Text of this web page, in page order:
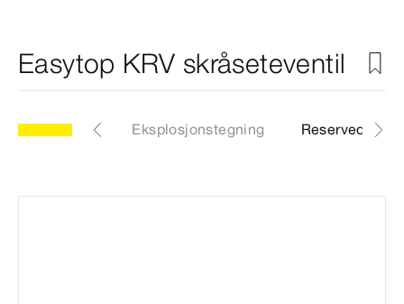
Easytop KRV skråseteventil
Artikkel Eksplosjonstegning